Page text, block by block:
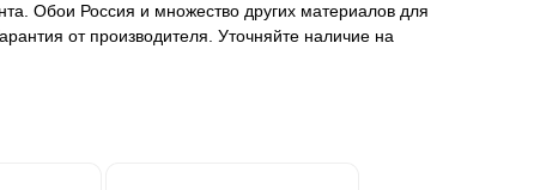
Обои Россия и множество других материалов для
от производителя. Уточняйте наличие на